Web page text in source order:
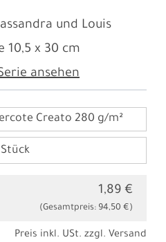
und Louis
ansehen
10,5 x 30 cm
Creato 280 g/m²
1,89 €
(Gesamtpreis: 94,50 €)
Preis inkl. USt. zzgl. Versand